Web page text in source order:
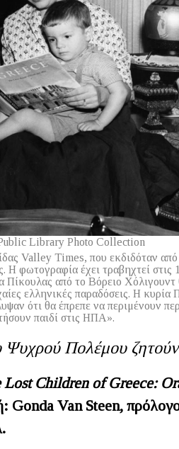
Library Photo Collection
Valley Times, που εκδιδόταν
Η φωτογραφία έχει τραβηχτεί στις
από το Βόρειο Χόλιγουντ
ελληνικές παραδόσεις. Η κυρία
ότι θα έπρεπε να περιμένουν
παιδί στις ΗΠΑ».
Ψυχρού Πολέμου
Lost Children of Greece:
: Gonda Van Steen,
.